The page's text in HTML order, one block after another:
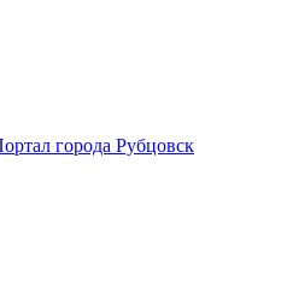
города Рубцовск